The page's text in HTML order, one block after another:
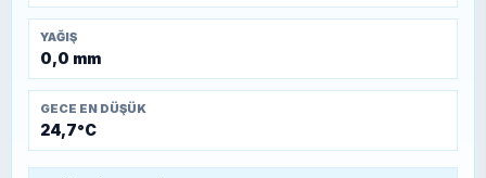
YAĞIŞ
0,0 mm
GECE EN DÜŞÜK
24,7°C